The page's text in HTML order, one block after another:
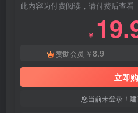
此内容为付费阅读，请付费后查看
￥
赞助会员 ￥8.9
立即
您当前未登录！